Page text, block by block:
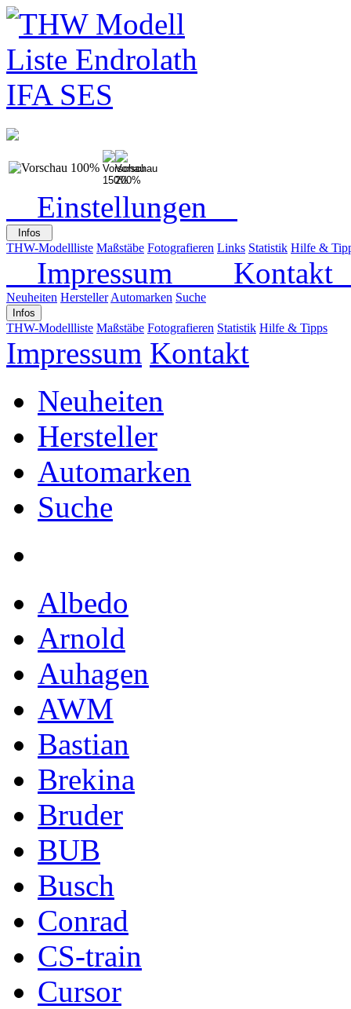
Einstellungen
Infos
THW-Modellliste Maßstäbe Fotografieren Links Statistik Hilfe &
Impressum
Neuheiten Hersteller Automarken Suche
Infos
THW-Modellliste Maßstäbe Fotografieren Statistik Hilfe & Tipps
Impressum Kontakt
Neuheiten
Hersteller
Automarken
Suche
Albedo
Arnold
Auhagen
AWM
Bastian
Brekina
Bruder
BUB
Busch
Conrad
CS-train
Cursor